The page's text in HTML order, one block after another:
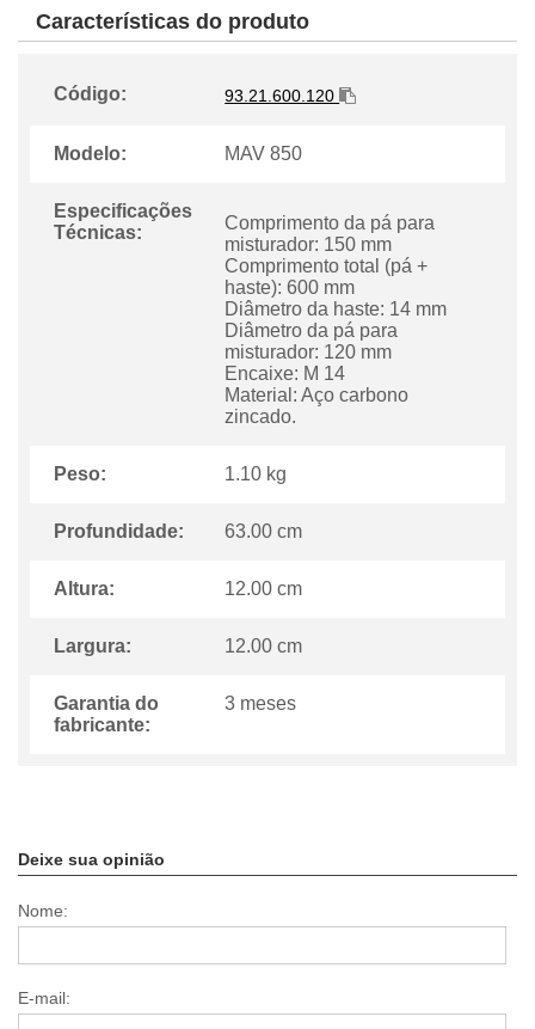
Características do produto
Código: 93.21.600.120
Modelo: MAV 850
Especificações
Técnicas:
Comprimento da pá para
misturador: 150 mm
Comprimento total (pá +
haste): 600 mm
Diâmetro da haste: 14 mm
Diâmetro da pá para
misturador: 120 mm
Encaixe: M 14
Material: Aço carbono
zincado.
Peso: 1.10 kg
Profundidade: 63.00 cm
Altura: 12.00 cm
Largura: 12.00 cm
Garantia do
fabricante:
3 meses
Deixe sua opinião
Nome:
E-mail: